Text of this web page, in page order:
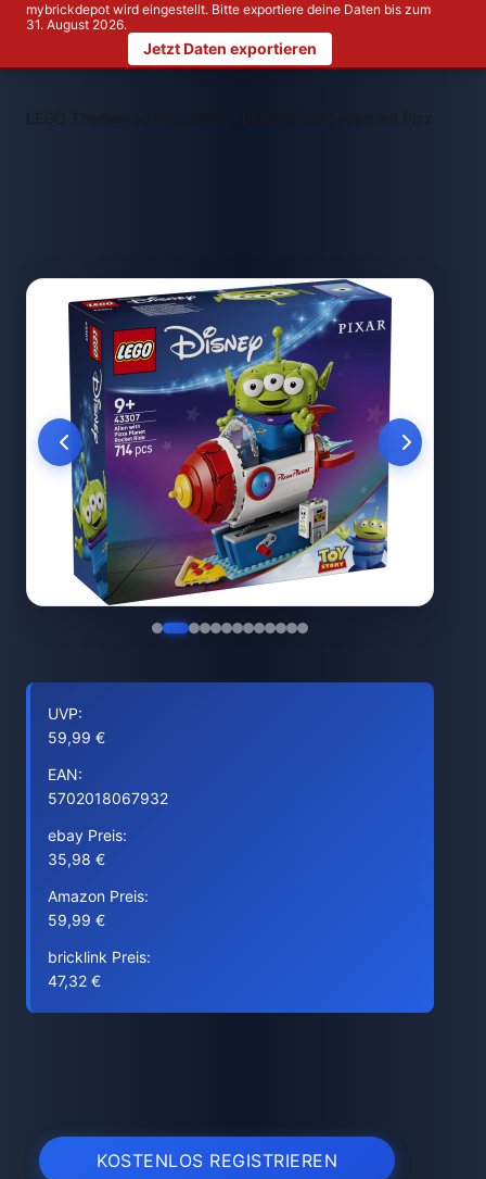
mybrickdepot wird eingestellt. Bitte exportiere deine Daten bis zum
31. August 2026.
Jetzt Daten exportieren
LEGO Themen > LEGO 43307 Alien mit Pizza
UVP:
59,99 €
EAN:
5702018067932
ebay Preis:
35,98 €
Amazon Preis:
59,99 €
bricklink Preis:
47,32 €
KOSTENLOS REGISTRIEREN